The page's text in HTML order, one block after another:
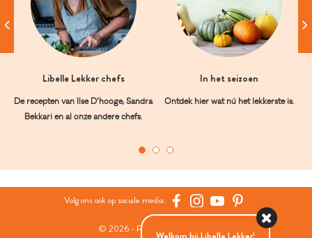
Libelle Lekker chefs
De recepten van Ilse D’hooge, Sandra
Bekkari en al onze andere chefs.
In het seizoen
Ontdek hier wat nú het lekkerste is.
Volg ons ook op sociale media:
© 2026 - Roularta Media Group